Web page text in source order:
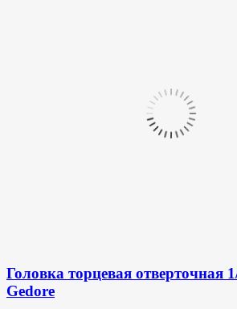
Головка торцевая отверточная
Gedore